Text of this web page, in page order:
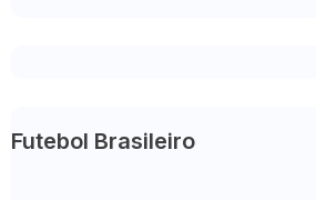
Futebol Brasileiro